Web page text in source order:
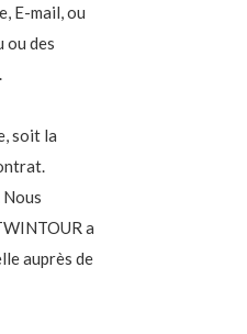
E-mail, ou
ou des
soit la
a
auprès de